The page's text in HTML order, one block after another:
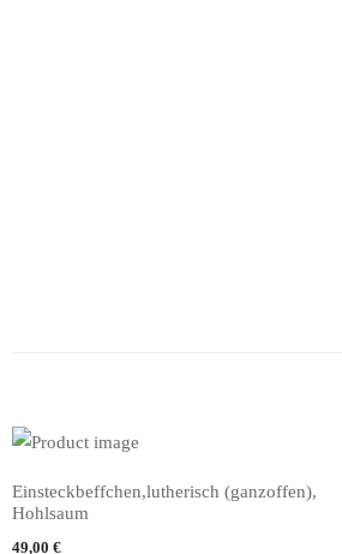
IN DEN WARENKORB
Einsteckbeffchen,lutherisch (ganzoffen),
Hohlsaum
49,00 €